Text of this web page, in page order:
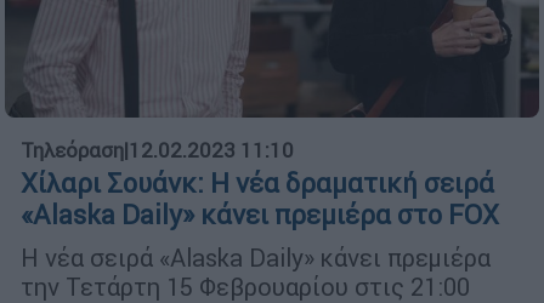
Τηλεόραση|12.02.2023 11:10
Χίλαρι Σουάνκ: Η νέα δραματική σειρά
«Alaska Daily» κάνει πρεμιέρα στο FOX
Η νέα σειρά «Alaska Daily» κάνει πρεμιέρα
την Τετάρτη 15 Φεβρουαρίου στις 21:00